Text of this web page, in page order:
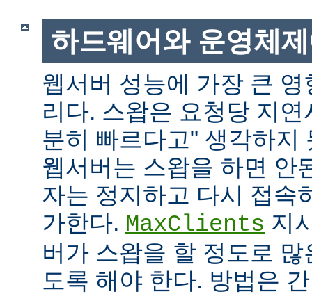
하드웨어와 운영체
웹서버 성능에 가장 큰
리다. 스왑은 요청당 지
분히 빠르다고" 생각하지
웹서버는 스왑을 하면 안
자는 정지하고 다시 접속
가한다. MaxClients 지
버가 스왑을 할 정도로
도록 해야 한다. 방법은